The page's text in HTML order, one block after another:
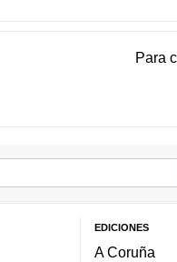
Para
EDICIONES
A Coruña